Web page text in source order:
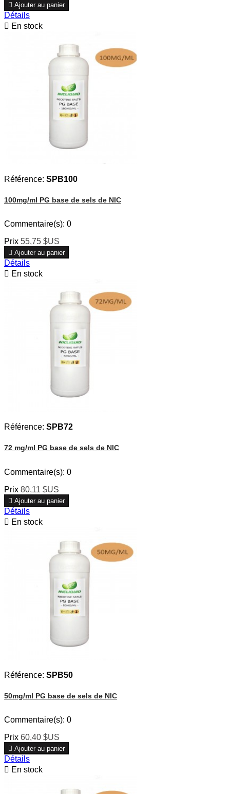
 Ajouter au panier
Détails
 En stock
Référence: SPB100
100mg/ml PG base de sels de NIC
Commentaire(s): 0
Prix 55,75 $US
 Ajouter au panier
Détails
 En stock
Référence: SPB72
72 mg/ml PG base de sels de NIC
Commentaire(s): 0
Prix 80,11 $US
 Ajouter au panier
Détails
 En stock
Référence: SPB50
50mg/ml PG base de sels de NIC
Commentaire(s): 0
Prix 60,40 $US
 Ajouter au panier
Détails
 En stock